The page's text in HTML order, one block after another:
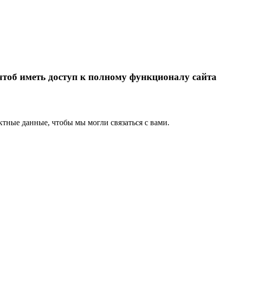
иметь доступ к полному функционалу сайта
данные, чтобы мы могли связаться с вами.